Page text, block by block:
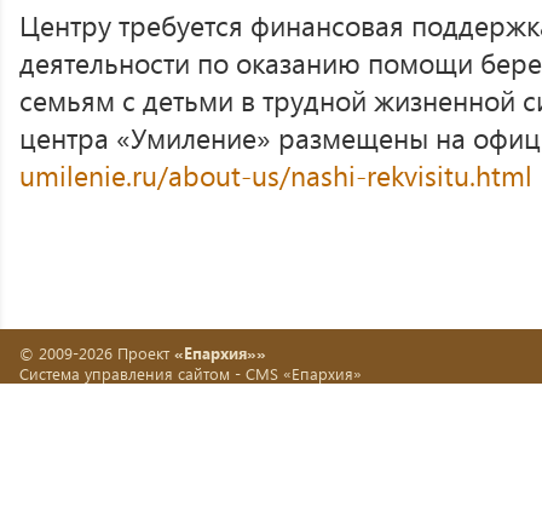
Центру требуется финансовая
деятельности по оказанию помощи
семьям с детьми в трудной жизненной
центра «Умиление» размещены на
umilenie.ru/about-us/nashi-rekvisitu.html
© 2009-2026 Проект «Епархия»»
Система управления сайтом - CMS «Епархия»